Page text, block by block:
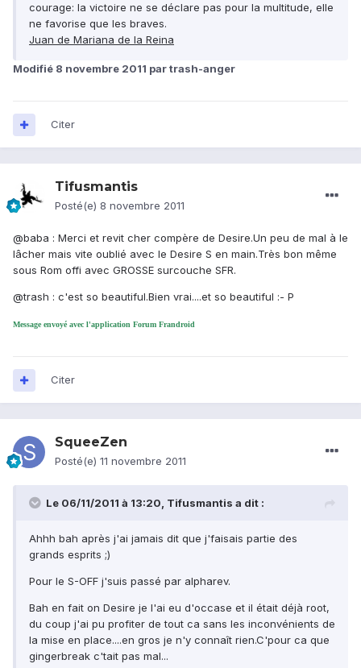
courage: la victoire ne se déclare pas pour la multitude, elle
ne favorise que les braves.
Juan de Mariana de la Reina
Modifié 8 novembre 2011 par trash-anger
Citer
Tifusmantis
Posté(e) 8 novembre 2011
@baba : Merci et revit cher compère de Desire.Un peu de mal à le
lâcher mais vite oublié avec le Desire S en main.Très bon même
sous Rom offi avec GROSSE surcouche SFR.
@trash : c'est so beautiful.Bien vrai....et so beautiful :- P
Message envoyé avec l'application Forum Frandroid
Citer
SqueeZen
Posté(e) 11 novembre 2011
Le 06/11/2011 à 13:20, Tifusmantis a dit :
Ahhh bah après j'ai jamais dit que j'faisais partie des
grands esprits ;)
Pour le S-OFF j'suis passé par alpharev.
Bah en fait on Desire je l'ai eu d'occase et il était déjà root,
du coup j'ai pu profiter de tout ca sans les inconvénients de
la mise en place....en gros je n'y connaît rien.C'pour ca que
gingerbreak c'tait pas mal...